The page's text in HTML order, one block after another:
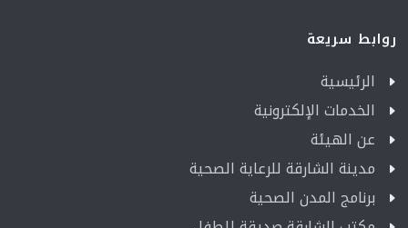
روابط سريعة
الرئيسية
الخدمات الإلكترونية
عن الهيئة
مدينة الشارقة للرعاية الصحية
برنامج المدن الصحية